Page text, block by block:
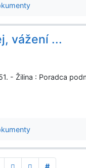
vážení ...
- Žilina : Poradca